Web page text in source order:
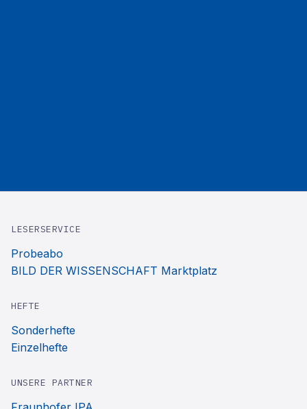
LESERSERVICE
Probeabo
BILD DER WISSENSCHAFT Marktplatz
HEFTE
Sonderhefte
Einzelhefte
UNSERE PARTNER